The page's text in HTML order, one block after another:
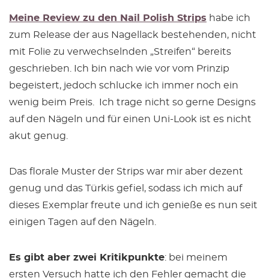
Meine Review zu den Nail Polish Strips habe ich
zum Release der aus Nagellack bestehenden, nicht
mit Folie zu verwechselnden „Streifen“ bereits
geschrieben. Ich bin nach wie vor vom Prinzip
begeistert, jedoch schlucke ich immer noch ein
wenig beim Preis. Ich trage nicht so gerne Designs
auf den Nägeln und für einen Uni-Look ist es nicht
akut genug.
Das florale Muster der Strips war mir aber dezent
genug und das Türkis gefiel, sodass ich mich auf
dieses Exemplar freute und ich genieße es nun seit
einigen Tagen auf den Nägeln.
Es gibt aber zwei Kritikpunkte: bei meinem
ersten Versuch hatte ich den Fehler gemacht die